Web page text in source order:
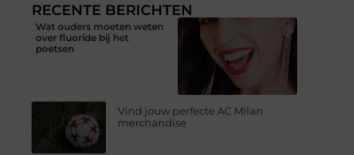
RECENTE BERICHTEN
Wat ouders moeten weten
over fluoride bij het
poetsen
Vind jouw perfecte AC Milan
merchandise